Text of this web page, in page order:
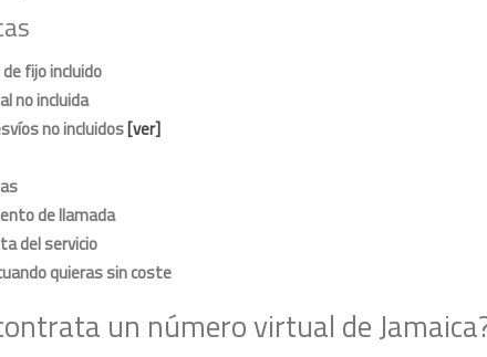
fijo incluido
no incluida
no incluidos[ver]
de llamada
del servicio
quieras sin coste
un número virtual de